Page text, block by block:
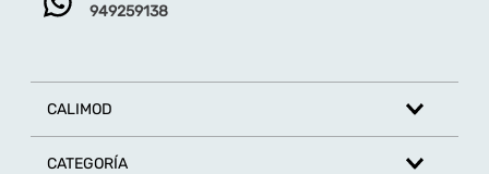
949259138
CALIMOD
CATEGORÍA